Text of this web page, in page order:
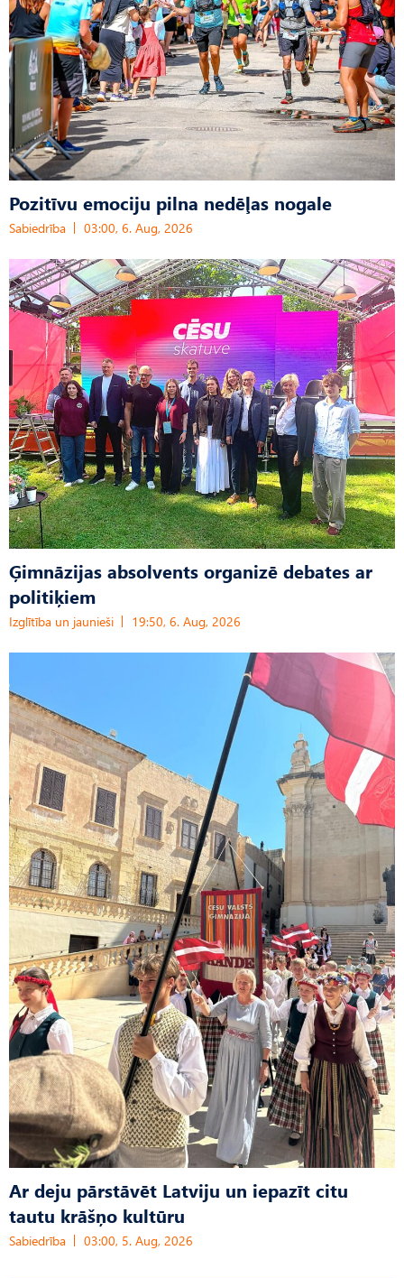
Pozitīvu emociju pilna nedēļas nogale
Sabiedrība 03:00, 6. Aug, 2026
Ģimnāzijas absolvents organizē debates ar
politiķiem
Izglītība un jaunieši 19:50, 6. Aug, 2026
Ar deju pārstāvēt Latviju un iepazīt citu
tautu krāšņo kultūru
Sabiedrība 03:00, 5. Aug, 2026